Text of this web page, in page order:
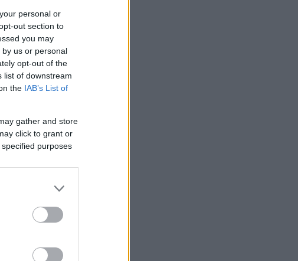
personal or
out section to
you may
us or personal
opt-out of the
list of downstream
the IAB’s List of
gather and store
click to grant or
purposes